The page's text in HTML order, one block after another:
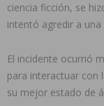
ciencia ficción, se
intentó agredir a
El incidente ocurrió
para interactuar con
su mejor estado de